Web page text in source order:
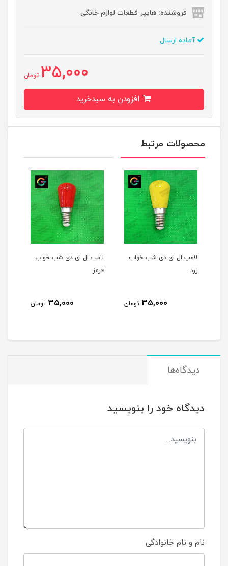
فروشنده: هایپر قطعات لوازم خانگی
آماده ارسال
35,000 تومان
محصولات مرتبط
لامپ ال ای دی شب خواب
زرد
35,000 تومان
لامپ ال ای دی شب خواب
قرمز
35,000 تومان
دیدگاه‌ها
دیدگاه خود را بنویسید
نام و نام خانوادگی